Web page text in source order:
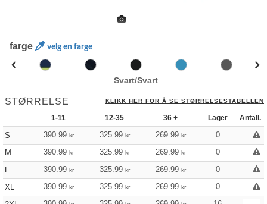
farge velg en farge
Svart/Svart
STØRRELSE KLIKK HER FOR Å SE STØRRELSESTABELLEN
1-11 12-35 36 + Lager Antall.
S 390.99 kr 325.99 kr 269.99 kr
0
M
390.99 kr 325.99 kr 269.99 kr
0
L
390.99 kr 325.99 kr 269.99 kr
0
XL
390.99 kr 325.99 kr 269.99 kr
0